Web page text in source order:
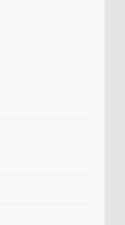
por e pa...
confundiam numa